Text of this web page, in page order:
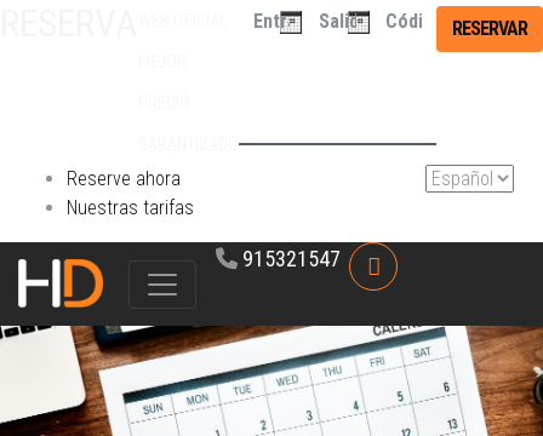
RESERVAR
Reserve ahora
Nuestras tarifas
915321547